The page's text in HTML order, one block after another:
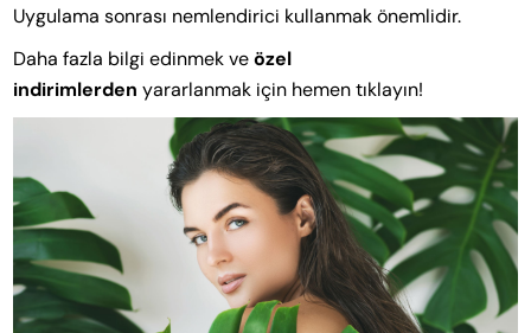
Uygulama sonrası nemlendirici kullanmak önemlidir.
Daha fazla bilgi edinmek veözel
indirimlerden yararlanmak için hemen tıklayın!